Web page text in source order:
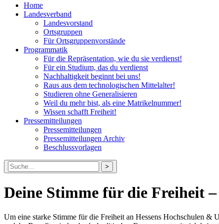
Home
Landesverband
Landesvorstand
Ortsgruppen
Für Ortsgruppenvorstände
Programmatik
Für die Repräsentation, wie du sie verdienst!
Für ein Studium, das du verdienst
Nachhaltigkeit beginnt bei uns!
Raus aus dem technologischen Mittelalter!
Studieren ohne Generalisieren
Weil du mehr bist, als eine Matrikelnummer!
Wissen schafft Freiheit!
Pressemitteilungen
Pressemitteilungen
Pressemitteilungen Archiv
Beschlussvorlagen
Suche
nach:
Deine Stimme für die Freiheit
Um eine starke Stimme für die Freiheit an Hessens Hochschulen